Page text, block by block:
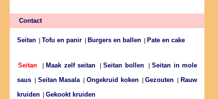
Contact
Seitan Tofu en panir Burgers en ballen Pate en cake
Seitan Maak zelf seitan |Seitan bollen|Seitan in mole
saus
Seitan Masala|Ongekruid koken|Gezouten
Rauw
kruiden
Gekookt kruiden